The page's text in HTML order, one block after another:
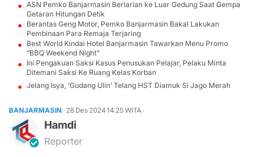
ASN Pemko Banjarmasin Berlarian ke Luar Gedung Saat Gempa
Getaran Hitungan Detik
Berantas Geng Motor, Pemko Banjarmasin Bakal Lakukan
Pembinaan Para Remaja Terjaring
Best World Kindai Hotel Banjarmasin Tawarkan Menu Promo
“BBQ Weekend Night”
Ini Pengakuan Saksi Kasus Penusukan Pelajar, Pelaku Minta
Ditemani Saksi Ke Ruang Kelas Korban
Jelang Isya, ‘Gudang Ulin’ Telang HST Diamuk Si Jago Merah
BANJARMASIN · 28 Des 202414:25 WITA ·
Hamdi
Reporter